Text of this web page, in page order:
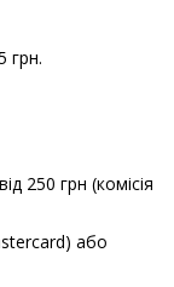
грн.
250 грн (комісія
або